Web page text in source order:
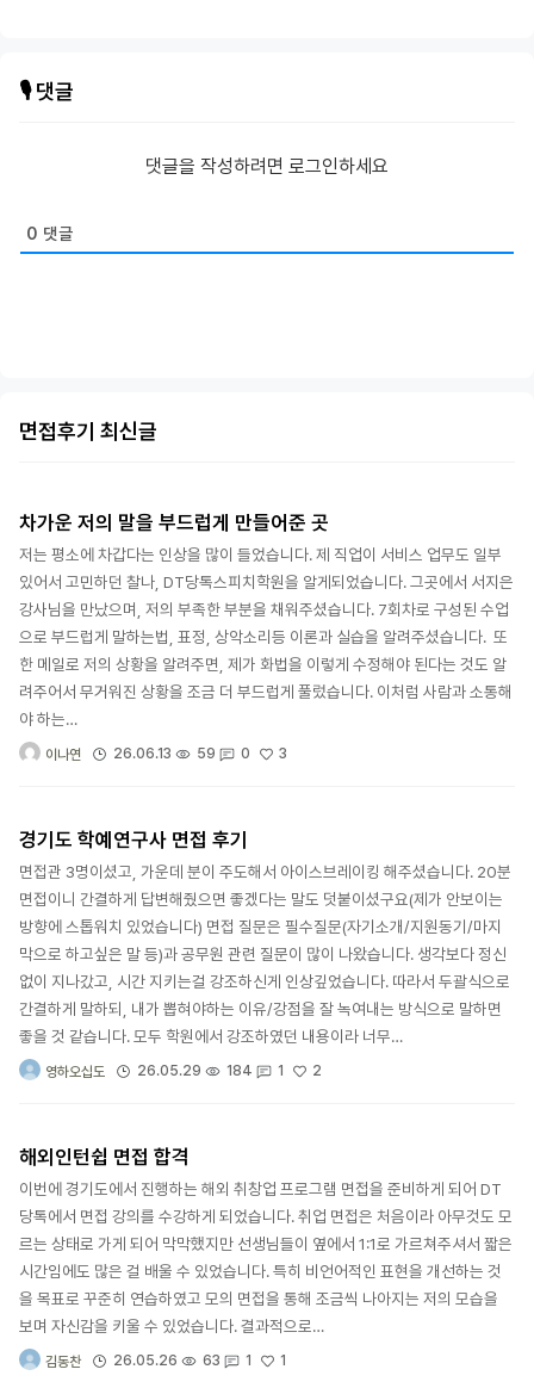
🎙️ 댓글
댓글을 작성하려면 로그인하세요
0 댓글
면접후기 최신글
차가운 저의 말을 부드럽게 만들어준 곳
저는 평소에 차갑다는 인상을 많이 들었습니다. 제 직업이 서비스 업무도 일부
있어서 고민하던 찰나, DT당톡스피치학원을 알게되었습니다. 그곳에서 서지은
강사님을 만났으며, 저의 부족한 부분을 채워주셨습니다. 7회차로 구성된 수업
으로 부드럽게 말하는법, 표정, 상악소리등 이론과 실습을 알려주셨습니다. 또
한 메일로 저의 상황을 알려주면, 제가 화법을 이렇게 수정해야 된다는 것도 알
려주어서 무거워진 상황을 조금 더 부드럽게 풀렀습니다. 이처럼 사람과 소통해
야 하는…
이나연 26.06.13 59 0 3
경기도 학예연구사 면접 후기
면접관 3명이셨고, 가운데 분이 주도해서 아이스브레이킹 해주셨습니다. 20분
면접이니 간결하게 답변해줬으면 좋겠다는 말도 덧붙이셨구요(제가 안보이는
방향에 스톱워치 있었습니다) 면접 질문은 필수질문(자기소개/지원동기/마지
막으로 하고싶은 말 등)과 공무원 관련 질문이 많이 나왔습니다. 생각보다 정신
없이 지나갔고, 시간 지키는걸 강조하신게 인상깊었습니다. 따라서 두괄식으로
간결하게 말하되, 내가 뽑혀야하는 이유/강점을 잘 녹여내는 방식으로 말하면
좋을 것 같습니다. 모두 학원에서 강조하였던 내용이라 너무…
영하오십도 26.05.29 184 1 2
해외인턴쉽 면접 합격
이번에 경기도에서 진행하는 해외 취창업 프로그램 면접을 준비하게 되어 DT
당톡에서 면접 강의를 수강하게 되었습니다. 취업 면접은 처음이라 아무것도 모
르는 상태로 가게 되어 막막했지만 선생님들이 옆에서 1:1로 가르쳐주셔서 짧은
시간임에도 많은 걸 배울 수 있었습니다. 특히 비언어적인 표현을 개선하는 것
을 목표로 꾸준히 연습하였고 모의 면접을 통해 조금씩 나아지는 저의 모습을
보며 자신감을 키울 수 있었습니다. 결과적으로…
김동찬 26.05.26 63 1 1